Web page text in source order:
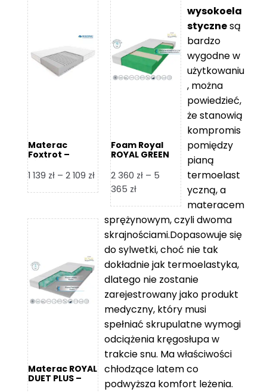
Materac
Foxtrot –
1 139 zł – 2 109 złZakres
cen:
1
139 zł
do
2
109 zł
Foam Royal
ROYAL GREEN
piankowy
2 360 zł – 5
365 złZakres
od
2
360 zł
5
365 zł
Materac ROYAL
DUET PLUS –
wysokoela
stycznesą
bardzo
wygodne w
użytkowaniu
, można
powiedzieć,
że stanowią
kompromis
pomiędzy
pianą
termoelast
yczną, a
materacem
sprężynowym, czyli dwoma
skrajnościami.Dopasowuje się
do sylwetki, choć nie tak
dokładnie jak termoelastyka,
dlatego nie zostanie
zarejestrowany jako produkt
medyczny, który musi
spełniać skrupulatne wymogi
odciążenia kręgosłupa w
trakcie snu. Ma właściwości
chłodzące latem co
podwyższa komfort leżenia.